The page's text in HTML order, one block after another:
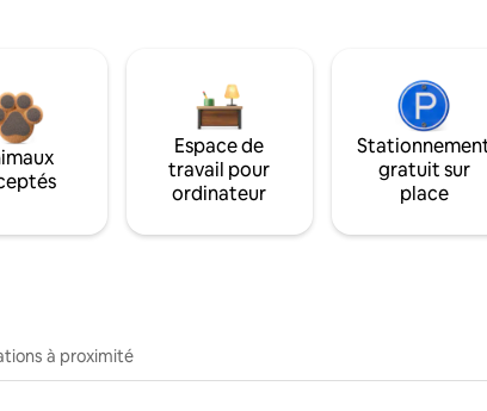
Espace de
travail pour
ordinateur
gratuit sur
place
à proximité